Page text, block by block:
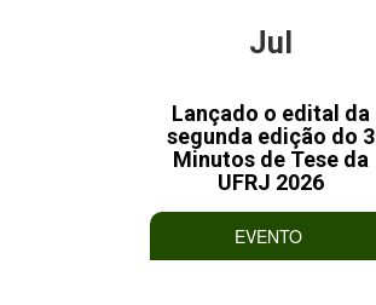
Jul
Lançado o edital da
segunda edição do 3
Minutos de Tese da
UFRJ 2026
EVENTO